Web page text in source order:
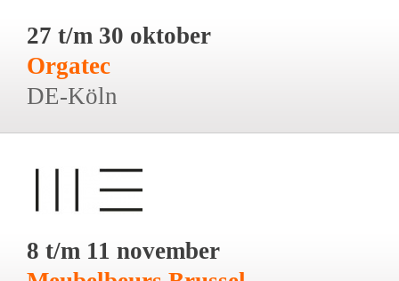
27 t/m 30 oktober
Orgatec
DE-Köln
8 t/m 11 november